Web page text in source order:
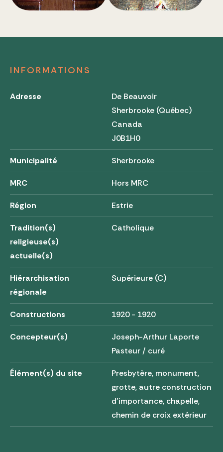
INFORMATIONS
Adresse
De Beauvoir
Sherbrooke (Québec)
Canada
J0B1H0
Municipalité Sherbrooke
MRC Hors MRC
Région Estrie
Tradition(s)
religieuse(s)
actuelle(s)
Catholique
Hiérarchisation
régionale
Supérieure (C)
Constructions 1920 - 1920
Concepteur(s)
Joseph-Arthur Laporte
Pasteur / curé
Élément(s) du site
Presbytère, monument,
grotte, autre construction
d'importance, chapelle,
chemin de croix extérieur